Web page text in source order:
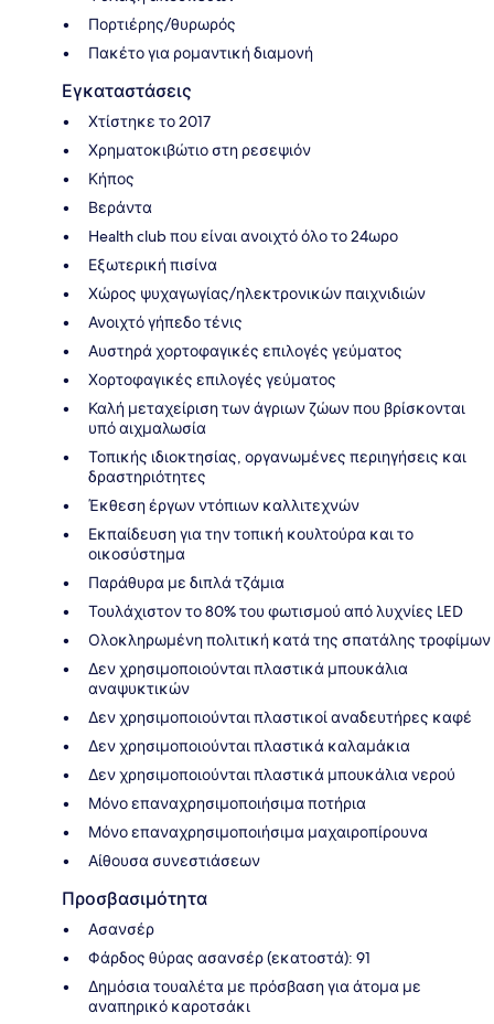
Πορτιέρης/θυρωρός
Πακέτο για ρομαντική διαμονή
Εγκαταστάσεις
Χτίστηκε το 2017
Χρηματοκιβώτιο στη ρεσεψιόν
Κήπος
Βεράντα
Health club που είναι ανοιχτό όλο το 24ωρο
Εξωτερική πισίνα
Χώρος ψυχαγωγίας/ηλεκτρονικών παιχνιδιών
Ανοιχτό γήπεδο τένις
Αυστηρά χορτοφαγικές επιλογές γεύματος
Χορτοφαγικές επιλογές γεύματος
Καλή μεταχείριση των άγριων ζώων που βρίσκονται
υπό αιχμαλωσία
Τοπικής ιδιοκτησίας, οργανωμένες περιηγήσεις και
δραστηριότητες
Έκθεση έργων ντόπιων καλλιτεχνών
Εκπαίδευση για την τοπική κουλτούρα και το
οικοσύστημα
Παράθυρα με διπλά τζάμια
Τουλάχιστον το 80% του φωτισμού από λυχνίες LED
Ολοκληρωμένη πολιτική κατά της σπατάλης τροφίμων
Δεν χρησιμοποιούνται πλαστικά μπουκάλια
αναψυκτικών
Δεν χρησιμοποιούνται πλαστικοί αναδευτήρες καφέ
Δεν χρησιμοποιούνται πλαστικά καλαμάκια
Δεν χρησιμοποιούνται πλαστικά μπουκάλια νερού
Μόνο επαναχρησιμοποιήσιμα ποτήρια
Μόνο επαναχρησιμοποιήσιμα μαχαιροπίρουνα
Αίθουσα συνεστιάσεων
Προσβασιμότητα
Ασανσέρ
Φάρδος θύρας ασανσέρ (εκατοστά): 91
Δημόσια τουαλέτα με πρόσβαση για άτομα με
αναπηρικό καροτσάκι